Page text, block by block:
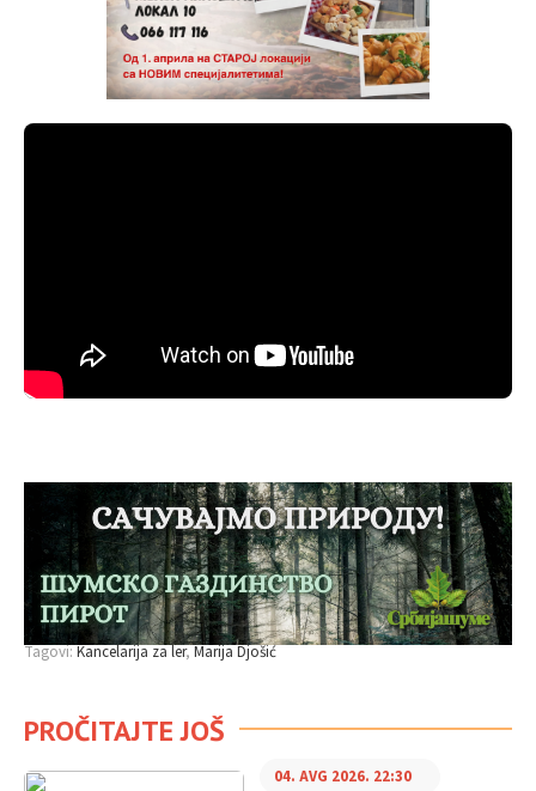
Tagovi:Kancelarija za ler Marija Djošić
PROČITAJTE JOŠ
04. AVG 2026. 22:30